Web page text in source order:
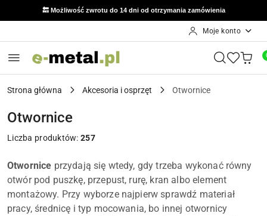
📞 Kontakt: Mariusz:789 847 321
Moje konto
Strona główna Akcesoria i osprzęt Otwornice
Otwornice
Liczba produktów:257
Otwornice przydają się wtedy, gdy trzeba wykonać równy
otwór pod puszkę, przepust, rurę, kran albo element
montażowy. Przy wyborze najpierw sprawdź materiał
pracy, średnicę i typ mocowania, bo innej otwornicy